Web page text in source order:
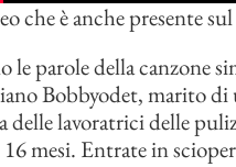
che è anche presente
le parole della canzone
Bobbyodet, marito di
delle lavoratrici delle
mesi. Entrate in